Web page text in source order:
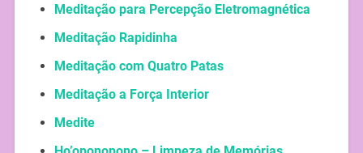
Meditação para Percepção Eletromagnética
Meditação Rapidinha
Meditação com Quatro Patas
Meditação a Força Interior
Medite